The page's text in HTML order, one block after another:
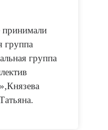
принимали
группа
группа